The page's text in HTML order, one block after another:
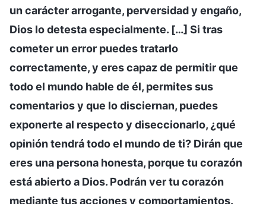
un carácter arrogante, perversidad y engaño,
Dios lo detesta especialmente. […] Si tras
cometer un error puedes tratarlo
correctamente, y eres capaz de permitir que
todo el mundo hable de él, permites sus
comentarios y que lo disciernan, puedes
exponerte al respecto y diseccionarlo, ¿qué
opinión tendrá todo el mundo de ti? Dirán que
eres una persona honesta, porque tu corazón
está abierto a Dios. Podrán ver tu corazón
mediante tus acciones y comportamientos.